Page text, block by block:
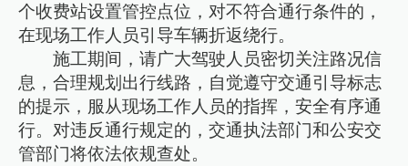
个收费站设置管控点位，对不符合通行条件的，
在现场工作人员引导车辆折返绕行。
施工期间，请广大驾驶人员密切关注路况信
息，合理规划出行线路，自觉遵守交通引导标志
的提示，服从现场工作人员的指挥，安全有序通
行。对违反通行规定的，交通执法部门和公安交
管部门将依法依规查处。